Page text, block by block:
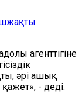
агенттігіне
әрі ашық
- деді.